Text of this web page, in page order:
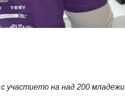
участието на над 200 младежи